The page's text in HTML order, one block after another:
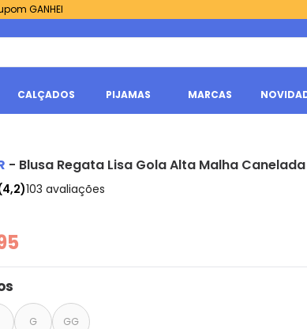
GANHEI
CALÇADOS PIJAMAS MARCAS
- Blusa Regata Lisa Gola Alta Malha
4,2)103 avaliações
G GG